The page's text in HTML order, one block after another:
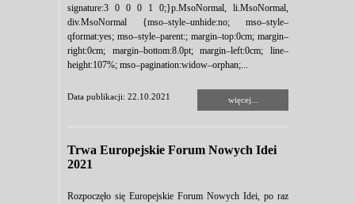
signature:3 0 0 0 1 0;}p.MsoNormal, li.MsoNormal,
div.MsoNormal {mso–style–unhide:no; mso–style–
qformat:yes; mso–style–parent:; margin–top:0cm; margin–
right:0cm; margin–bottom:8.0pt; margin–left:0cm; line–
height:107%; mso–pagination:widow–orphan;...
Data publikacji: 22.10.2021 więcej...
Trwa Europejskie Forum Nowych Idei
2021
Rozpoczęło się Europejskie Forum Nowych Idei, po raz